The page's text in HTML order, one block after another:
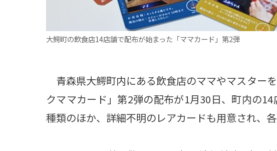
大鰐町の飲食店14店舗で配布が始まった「ママカード」第2弾
青森県大鰐町内にある飲食店のママやマスター
クママカード」第2弾の配布が1月30日、町内の
種類のほか、詳細不明のレアカードも用意され、